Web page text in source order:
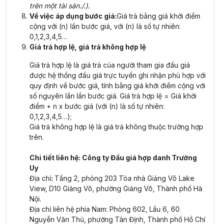
trên một tài sản./.).
Về việc áp dụng bước giá:Giá trả bằng giá khởi điểm
cộng với (n) lần bước giá, với (n) là số tự nhiên:
0,1,2,3,4,5…
Giá trả hợp lệ, giá trả không hợp lệ
Giá trả hợp lệ là giá trả của người tham gia đấu giá
được hệ thống đấu giá trực tuyến ghi nhận phù hợp với
quy định về bước giá, tính bằng giá khởi điểm cộng với
số nguyên lần lần bước giá. Giá trả hợp lệ = Giá khởi
điểm + n x bước giá (với (n) là số tự nhiên:
0,1,2,3,4,5…);
Giá trả không hợp lệ là giá trả không thuộc trường hợp
trên.
Chi tiết liên hệ: Công ty Đấu giá hợp danh Trường
Uy
Địa chỉ: Tầng 2, phòng 203 Tòa nhà Giảng Võ Lake
View, D10 Giảng Võ, phường Giảng Võ, Thành phố Hà
Nội.
Địa chỉ liên hệ phía Nam: Phòng 602, Lầu 6, 60
Nguyễn Văn Thủ, phường Tân Định, Thành phố Hồ Chí